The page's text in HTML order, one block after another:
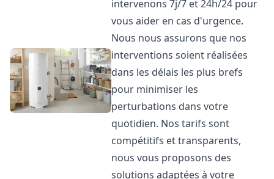
intervenons 7j/7 et 24h/24 pour
vous aider en cas d'urgence.
Nous nous assurons que nos
interventions soient réalisées
dans les délais les plus brefs
pour minimiser les
perturbations dans votre
quotidien. Nos tarifs sont
compétitifs et transparents,
nous vous proposons des
solutions adaptées à votre